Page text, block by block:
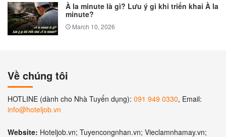
À la minute là gì? Lưu ý gì khi triển khai À la
minute?
March 10, 2026
Về chúng tôi
HOTLINE (dành cho Nhà Tuyển dụng): 091 949 0330, Email:
info@hoteljob.vn
Website: Hoteljob.vn; Tuyencongnhan.vn; Vieclamnhamay.vn;